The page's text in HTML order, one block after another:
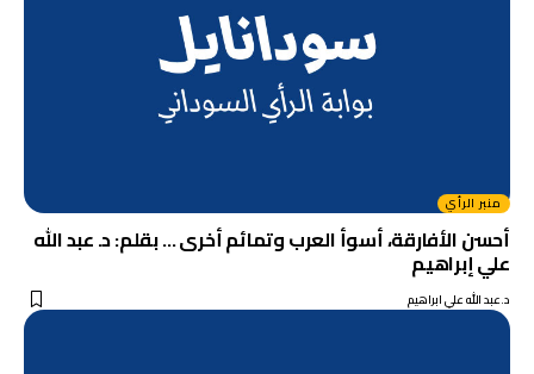
منبر الرأي
أحسن الأفارقة، أسوأ العرب وتمائم أخرى … بقلم: د. عبد الله
علي إبراهيم
د.عبد الله علي ابراهيم